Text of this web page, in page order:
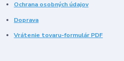
Ochrana osobných údajov
Doprava
Vrátenie tovaru-formulár PDF